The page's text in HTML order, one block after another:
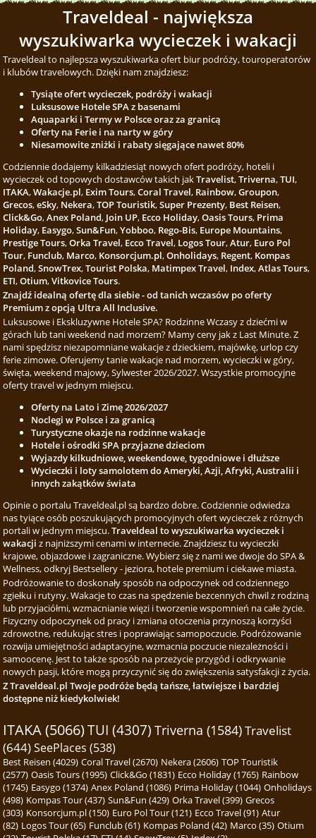
Traveldeal - największa
wyszukiwarka wycieczek i wakacji
Traveldeal to najlepsza wyszukiwarka ofert biur podróży, touroperatorów
i klubów travelowych. Dzięki nam znajdziesz:
Tysiąte ofert wycieczek, podróży i wakacji
Luksusowe Hotele SPA z basenami
Aquaparki i Termy w Polsce oraz za granicą
Oferty na Ferie i na narty w góry
Niesamowite zniżki i rabaty sięgające nawet 80%
Codziennie dodajemy kilkadziesiąt nowych ofert podróży, hoteli i
wycieczek od topowych dostawców takich jakTravelist,Triverna,TUI,
ITAKA,Wakacje.pl, Exim Tours,Coral Travel, Rainbow,Groupon,
Grecos,eSky, Nekera,TOP Touristik,Super Prezenty, Best Reisen,
Click&Go,Anex Poland, Join UP, Ecco Holiday,Oasis Tours, Prima
Holiday, Easygo,Sun&Fun,Yobboo, Rego-Bis, Europe Mountains,
Prestige Tours,Orka Travel, Ecco Travel, Logos Tour,Atur, Euro Pol
Tour, Funclub, Marco, Konsorcjum.pl,Onholidays, Regent, Kompas
Poland,SnowTrex,Tourist Polska, Matimpex Travel, Index,Atlas Tours,
ETI,Otium,Vitkovice Tours.
Znajdź idealną ofertę dla siebie - od tanich wczasów po oferty
Premium z opcją Ultra All Inclusive.
Luksusowe i Ekskluzywne Hotele SPA? Rodzinne Wczasy z dziećmi w
górach lub tani weekend nad morzem? Mamy ceny jak z Last Minute. Z
nami spędzisz niezapomniane wakacje z dzieckiem, majówkę, urlop czy
ferie zimowe. Oferujemy tanie wakacje nad morzem, wycieczki w góry,
święta, weekend majowy, Sylwester 2026/2027. Wszystkie promocyjne
oferty travel w jednym miejscu.
Oferty na Lato i Zimę 2026/2027
Noclegi w Polsce i za granicą
Turystyczne okazje na rodzinne wakacje
Hotele i ośrodki SPA przyjazne dzieciom
Wyjazdy kilkudniowe, weekendowe, tygodniowe i dłuższe
Wycieczki i loty samolotem do Ameryki, Azji, Afryki, Australii i
innych zakątków świata
Opinie o portalu Traveldeal.pl są bardzo dobre. Codziennie odwiedza
nas tyiące osób poszukujących promocyjnych ofert wycieczek z różnych
portali w jednym miejscu.Traveldeal to wyszukiwarka wycieczek i
wakacji z najniższymi cenami w internecie. Znajdziesz tu wycieczki
krajowe, objazdowe i zagraniczne. Wybierz się z nami we dwoje do SPA &
Wellness, odkryj Bestsellery - jeziora, hotele premium i ciekawe miasta.
Podróżowanie to doskonały sposób na odpoczynek od codziennego
zgiełku i rutyny. Wakacje to czas na spędzenie bezcennych chwil z rodziną
lub przyjaciółmi, wzmacnianie więzi i tworzenie wspomnień na całe życie.
Fizyczny odpoczynek od pracy i zmiana otoczenia przynoszą korzyści
zdrowotne, redukując stres i poprawiając samopoczucie. Podróżowanie
rozwija umiejętności adaptacyjne, wzmacnia poczucie niezależności i
samoocenę. Jest to także sposób na przeżycie przygód i odkrywanie
nowych pasji, które mogą przyczynić się do zwiększenia satysfakcji z życia.
Z Traveldeal.pl Twoje podróże będą tańsze, łatwiejsze i bardziej
dostępne niż kiedykolwiek!
ITAKA (5066)TUI (4307) Triverna (1584)Travelist
(644) SeePlaces (538)
Best Reisen (4029) Coral Travel (2670) Nekera (2606) TOP Touristik
(2577) Oasis Tours (1995) Click&Go (1831) Ecco Holiday (1765) Rainbow
(1745) Easygo (1374) Anex Poland (1086) Prima Holiday (1044) Onholidays
(498) Kompas Tour (437) Sun&Fun (429) Orka Travel (399) Grecos
(303) Konsorcjum.pl (150) Euro Pol Tour (121) Ecco Travel (91) Atur
(82) Logos Tour (65) Funclub (61) Kompas Poland (42) Marco (35) Otium